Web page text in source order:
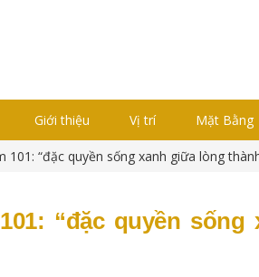
Giới thiệu Vị trí Mặt Bằng
101: “đặc quyền sống xanh giữa lòng
“đặc quyền